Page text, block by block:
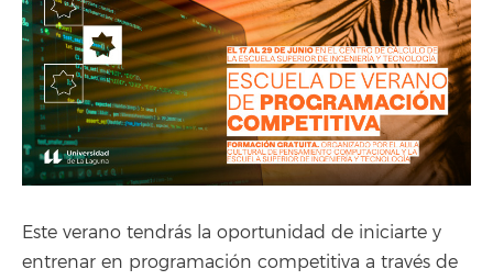
Este verano tendrás la oportunidad de iniciarte y
entrenar en programación competitiva a través de